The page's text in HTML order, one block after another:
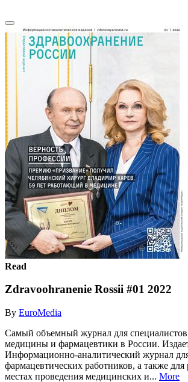
Read
Zdravoohranenie Rossii #01 2022
By EuroMedia
Самый объемный журнал для специалистов
медицины и фармацевтики в России.
Информационно-аналитический журнал
фармацевтических работников, а также для
местах проведения медицинских и... More